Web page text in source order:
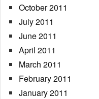
October 2011
July 2011
June 2011
April 2011
March 2011
February 2011
January 2011